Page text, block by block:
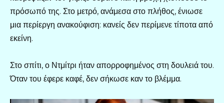
πρόσωπό της. Στο μετρό, ανάμεσα στο πλήθος, ένιωσε
μια περίεργη ανακούφιση: κανείς δεν περίμενε τίποτα από
εκείνη.
Στο σπίτι, ο Ντμίτρι ήταν απορροφημένος στη δουλειά του.
Όταν του έφερε καφέ, δεν σήκωσε καν το βλέμμα.